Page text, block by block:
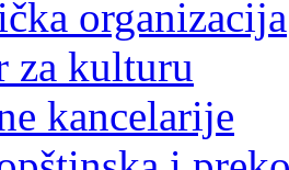
organizacija
za kulturu
kancelarije